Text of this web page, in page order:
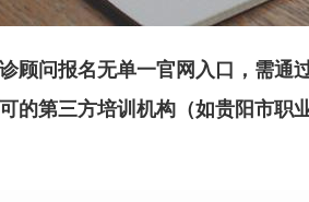
顾问报名无单一官网入口，需通
的第三方培训机构（如贵阳市职